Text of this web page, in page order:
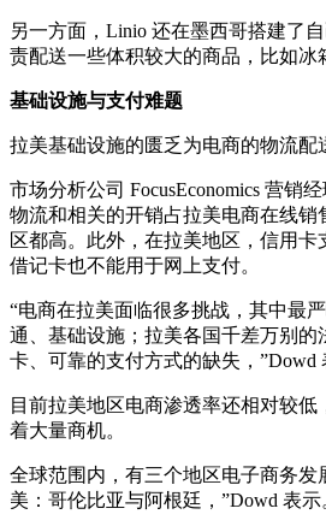
另一方面，Linio 还在墨西哥搭建了
责配送一些体积较大的商品，比如冰
基础设施与支付难题
拉美基础设施的匮乏为电商的物流配
市场分析公司 FocusEconomics 营销
物流和相关的开销占拉美电商在线销
区都高。此外，在拉美地区，信用
借记卡也不能用于网上支付。
“电商在拉美面临很多挑战，其中最
通、基础设施；拉美各国千差万别的
卡、可靠的支付方式的缺失，”Dowd
目前拉美地区电商渗透率还相对较
着大量商机。
全球范围内，有三个地区电子商务发
美：哥伦比亚与阿根廷，”Dowd 表示